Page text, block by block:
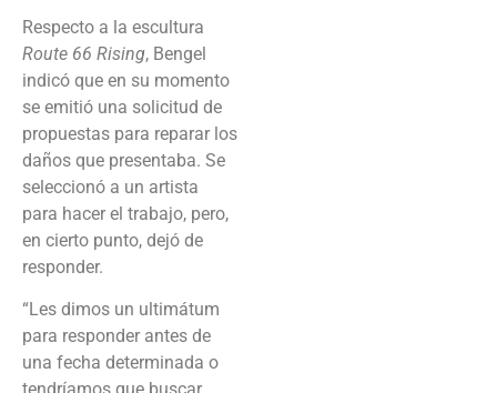
Respecto a la escultura
Route 66 Rising, Bengel
indicó que en su momento
se emitió una solicitud de
propuestas para reparar los
daños que presentaba. Se
seleccionó a un artista
para hacer el trabajo, pero,
en cierto punto, dejó de
responder.
“Les dimos un ultimátum
para responder antes de
una fecha determinada o